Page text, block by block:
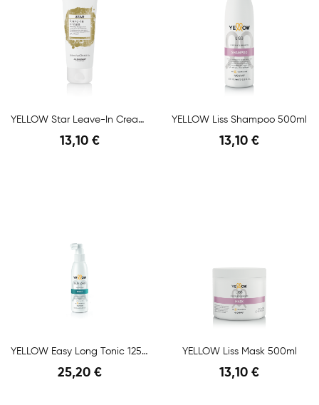
YELLOW Star Leave-In Cream 250ml
13,10 €
YELLOW Liss Shampoo 500ml
13,10 €
YELLOW Easy Long Tonic 125ml
25,20 €
YELLOW Liss Mask 500ml
13,10 €